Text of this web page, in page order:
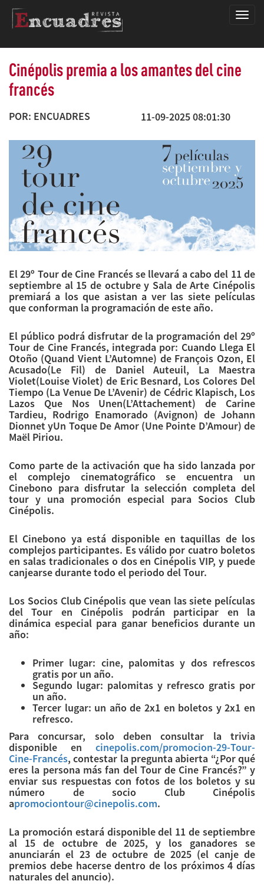
Cinépolis premia a los amantes del cine
francés
POR: ENCUADRES 11-09-2025 08:01:30
El 29º Tour de Cine Francés se llevará a cabo del 11 de
septiembre al 15 de octubre y Sala de Arte Cinépolis
premiará a los que asistan a ver las siete películas
que conforman la programación de este año.
El público podrá disfrutar de la programación del 29º
Tour de Cine Francés, integrada por: Cuando Llega El
Otoño (Quand Vient L’Automne) de François Ozon, El
Acusado(Le Fil) de Daniel Auteuil, La Maestra
Violet(Louise Violet) de Eric Besnard, Los Colores Del
Tiempo (La Venue De L’Avenir) de Cédric Klapisch, Los
Lazos Que Nos Unen(L’Attachement) de Carine
Tardieu, Rodrigo Enamorado (Avignon) de Johann
Dionnet yUn Toque De Amor (Une Pointe D’Amour) de
Maël Piriou.
Como parte de la activación que ha sido lanzada por
el complejo cinematográfico se encuentra un
Cinebono para disfrutar la selección completa del
tour y una promoción especial para Socios Club
Cinépolis.
El Cinebono ya está disponible en taquillas de los
complejos participantes. Es válido por cuatro boletos
en salas tradicionales o dos en Cinépolis VIP, y puede
canjearse durante todo el periodo del Tour.
Los Socios Club Cinépolis que vean las siete películas
del Tour en Cinépolis podrán participar en la
dinámica especial para ganar beneficios durante un
año:
Primer lugar: cine, palomitas y dos refrescos
gratis por un año.
Segundo lugar: palomitas y refresco gratis por
un año.
Tercer lugar: un año de 2x1 en boletos y 2x1 en
refresco.
Para concursar, solo deben consultar la trivia
disponible en cinepolis.com/promocion-29-Tour-
Cine-Francés, contestar la pregunta abierta “¿Por qué
eres la persona más fan del Tour de Cine Francés?” y
enviar sus respuestas con fotos de los boletos y su
número de socio Club Cinépolis
apromociontour@cinepolis.com.
La promoción estará disponible del 11 de septiembre
al 15 de octubre de 2025, y los ganadores se
anunciarán el 23 de octubre de 2025 (el canje de
premios debe hacerse dentro de los próximos 4 días
naturales del anuncio).